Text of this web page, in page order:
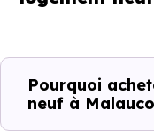
démographique
demande locative
plus recherchées.
Côté cadre de vie,
Pourquoi
neuf à